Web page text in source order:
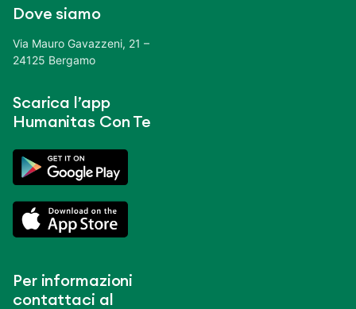
Dove siamo
Via Mauro Gavazzeni, 21 –
24125 Bergamo
Scarica l’app
Humanitas Con Te
Per informazioni
contattaci al